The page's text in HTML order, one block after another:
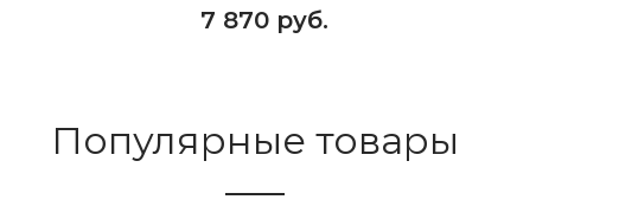
7 870 руб.
Популярные товары